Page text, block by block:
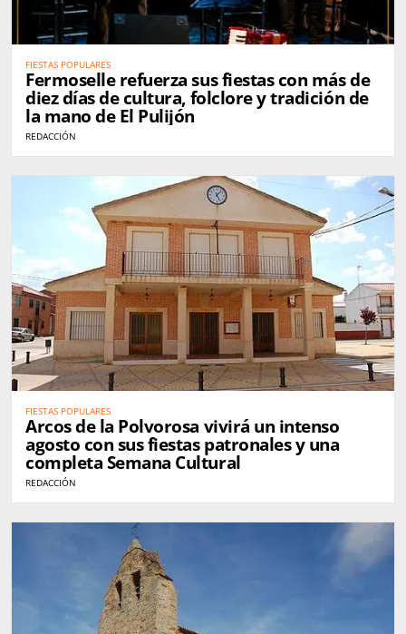
FIESTAS POPULARES
Fermoselle refuerza sus fiestas con más de
diez días de cultura, folclore y tradición de
la mano de El Pulijón
REDACCIÓN
FIESTAS POPULARES
Arcos de la Polvorosa vivirá un intenso
agosto con sus fiestas patronales y una
completa Semana Cultural
REDACCIÓN